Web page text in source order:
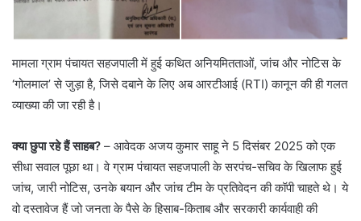
​मामला ग्राम पंचायत सहजपाली में हुई कथित अनियमितताओं, जांच और नोटिस के
‘गोलमाल’ से जुड़ा है, जिसे दबाने के लिए अब आरटीआई (RTI) कानून की ही गलत
व्याख्या की जा रही है।
क्या छुपा रहे हैं साहब? – ​आवेदक अजय कुमार साहू ने 5 दिसंबर 2025 को एक
सीधा सवाल पूछा था। वे ग्राम पंचायत सहजपाली के सरपंच-सचिव के खिलाफ हुई
जांच, जारी नोटिस, उनके बयान और जांच टीम के प्रतिवेदन की कॉपी चाहते थे। ये
वो दस्तावेज हैं जो जनता के पैसे के हिसाब-किताब और सरकारी कार्यवाही की